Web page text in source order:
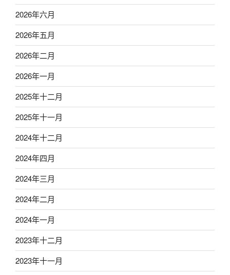
2026年六月
2026年五月
2026年二月
2026年一月
2025年十二月
2025年十一月
2024年十二月
2024年四月
2024年三月
2024年二月
2024年一月
2023年十二月
2023年十一月